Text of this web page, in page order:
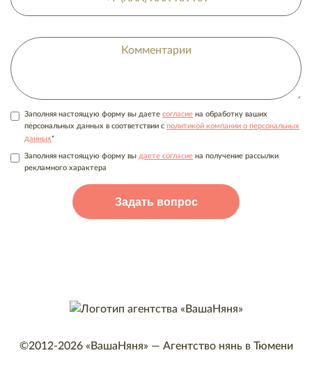
Заполняя настоящую форму вы даете согласие на обработку ваших
персональных данных в соответствии с политикой компании о персональных
данных*
Заполняя настоящую форму вы даете согласие на получение рассылки
рекламного характера
©2012-2026 «ВашаНяня» — Агентство нянь в Тюмени